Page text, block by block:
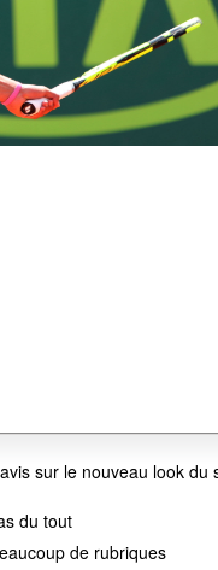
sur le nouveau look du
du tout
de rubriques